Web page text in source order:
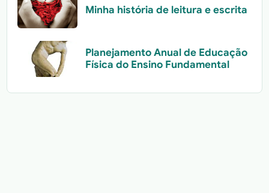
Minha história de leitura e escrita
Planejamento Anual de Educação
Física do Ensino Fundamental